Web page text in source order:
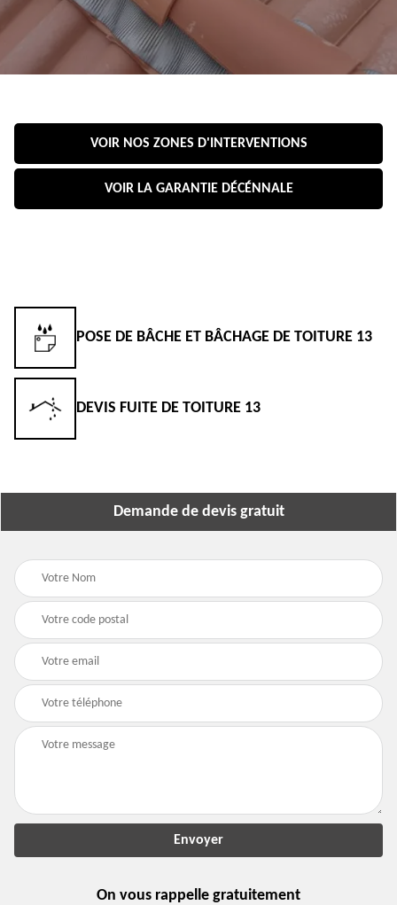
VOIR NOS ZONES D'INTERVENTIONS
VOIR LA GARANTIE DÉCÉNNALE
POSE DE BÂCHE ET BÂCHAGE DE TOITURE 13
DEVIS FUITE DE TOITURE 13
Demande de devis gratuit
On vous rappelle gratuitement